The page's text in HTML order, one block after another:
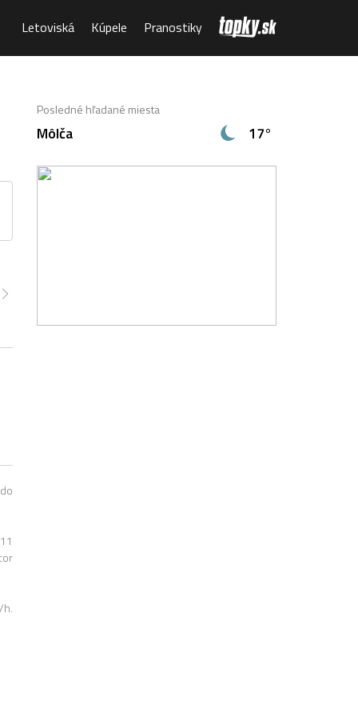
Letoviská Kúpele Pranostiky
22° 24° 24° 25° 24°
Posledné hľadané miesta
Môlča 17°